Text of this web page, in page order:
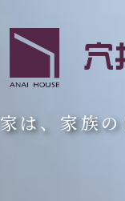
家は、家族